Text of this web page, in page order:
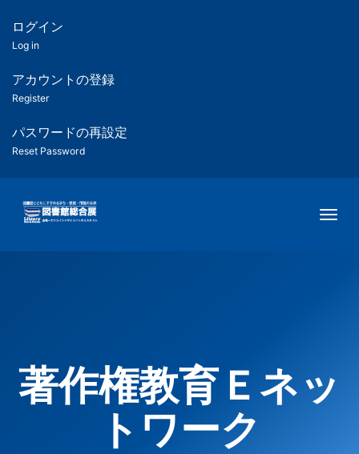
ツ
匿
名
ユ
ー
ー
用
メ
ー
ログイン
Log in
アカウントの登録
Register
パスワードの再設定
Reset Password
著作権教育Ｅネッ
トワーク